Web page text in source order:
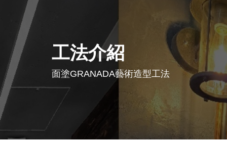
工法介紹
面塗GRANADA藝術造型工法